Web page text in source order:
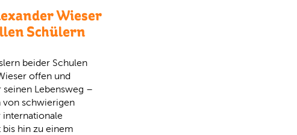
Wieser
Schülern
beider Schulen
offen und
Lebensweg –
von schwierigen
internationale
bis hin zu einem